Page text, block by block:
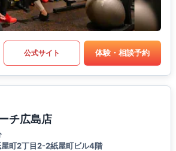
公式サイト 体験・相談予約
チ広島店
町2丁目2-2紙屋町ビル4階